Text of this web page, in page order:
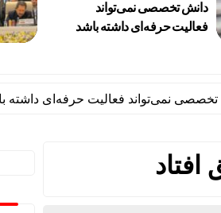
دانش تخصصی نمی‌تواند
فعالیت حرفه‌ای داشته باشد
فعالیت حرفه‌ای داشته باشد
افتاد